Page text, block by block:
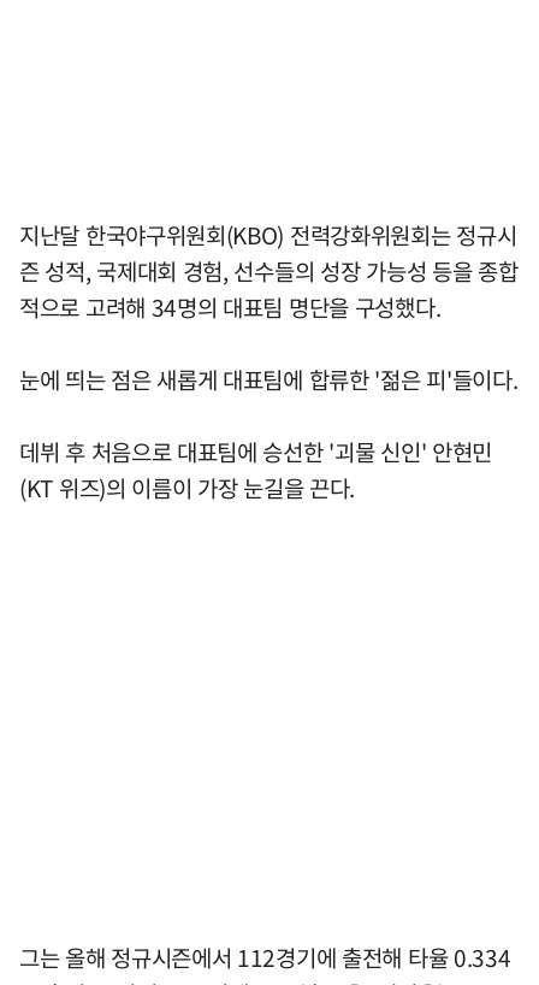
지난달 한국야구위원회(KBO) 전력강화위원회는 정규시
즌 성적, 국제대회 경험, 선수들의 성장 가능성 등을 종합
적으로 고려해 34명의 대표팀 명단을 구성했다.
눈에 띄는 점은 새롭게 대표팀에 합류한 '젊은 피'들이다.
데뷔 후 처음으로 대표팀에 승선한 '괴물 신인' 안현민
(KT 위즈)의 이름이 가장 눈길을 끈다.
그는 올해 정규시즌에서 112경기에 출전해 타율 0.334